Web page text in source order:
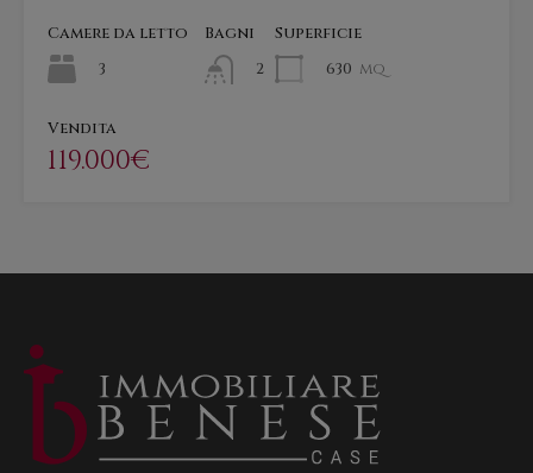
Camere da letto
3
Bagni
2
Superficie
630 mq
Vendita
119.000€